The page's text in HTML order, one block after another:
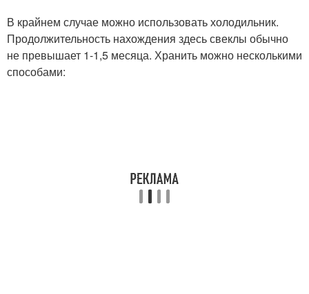
В крайнем случае можно использовать холодильник.
Продолжительность нахождения здесь свеклы обычно
не превышает 1-1,5 месяца. Хранить можно несколькими
способами: